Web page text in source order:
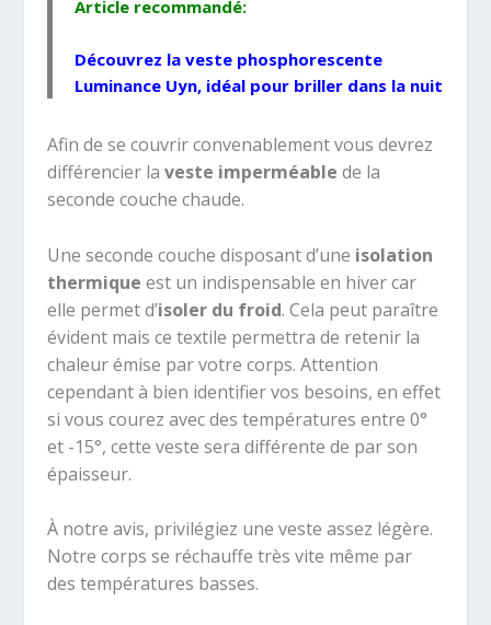
Article recommandé:
Découvrez la veste phosphorescente
Luminance Uyn, idéal pour briller dans la nuit
Afin de se couvrir convenablement vous devrez
différencier la veste imperméable de la
seconde couche chaude.
Une seconde couche disposant d’une isolation
thermique est un indispensable en hiver car
elle permet d’isoler du froid. Cela peut paraître
évident mais ce textile permettra de retenir la
chaleur émise par votre corps. Attention
cependant à bien identifier vos besoins, en effet
si vous courez avec des températures entre 0°
et -15°, cette veste sera différente de par son
épaisseur.
À notre avis, privilégiez une veste assez légère.
Notre corps se réchauffe très vite même par
des températures basses.